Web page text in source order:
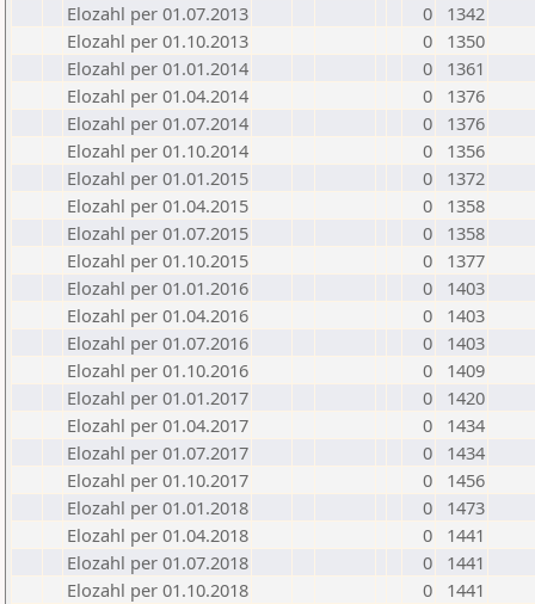
Elozahl per 01.07.2013
0
1342
Elozahl per 01.10.2013
0
1350
Elozahl per 01.01.2014
0
1361
Elozahl per 01.04.2014
0
1376
Elozahl per 01.07.2014
0
1376
Elozahl per 01.10.2014
0
1356
Elozahl per 01.01.2015
0
1372
Elozahl per 01.04.2015
0
1358
Elozahl per 01.07.2015
0
1358
Elozahl per 01.10.2015
0
1377
Elozahl per 01.01.2016
0
1403
Elozahl per 01.04.2016
0
1403
Elozahl per 01.07.2016
0
1403
Elozahl per 01.10.2016
0
1409
Elozahl per 01.01.2017
0
1420
Elozahl per 01.04.2017
0
1434
Elozahl per 01.07.2017
0
1434
Elozahl per 01.10.2017
0
1456
Elozahl per 01.01.2018
0
1473
Elozahl per 01.04.2018
0
1441
Elozahl per 01.07.2018
0
1441
Elozahl per 01.10.2018
0
1441